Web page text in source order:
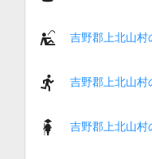
吉野郡上北山村
吉野郡上北山村
吉野郡上北山村